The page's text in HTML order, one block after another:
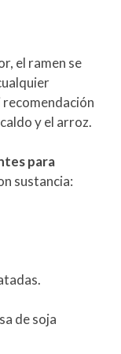
el ramen se
y el arroz.
para
sustancia:
de soja